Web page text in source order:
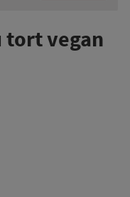
vegan